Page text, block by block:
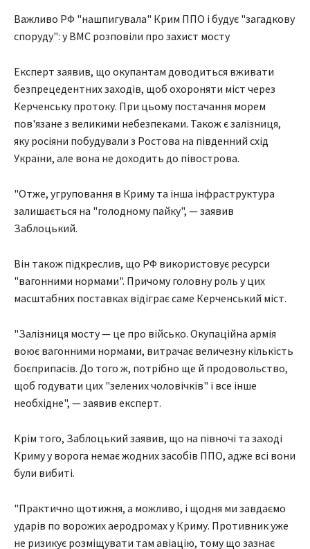
Важливо РФ "нашпигувала" Крим ППО і будує "загадкову
споруду": у ВМС розповіли про захист мосту
Експерт заявив, що окупантам доводиться вживати
безпрецедентних заходів, щоб охороняти міст через
Керченську протоку. При цьому постачання морем
пов'язане з великими небезпеками. Також є залізниця,
яку росіяни побудували з Ростова на південний схід
України, але вона не доходить до півострова.
"Отже, угруповання в Криму та інша інфраструктура
залишається на "голодному пайку", — заявив
Заблоцький.
Він також підкреслив, що РФ використовує ресурси
"вагонними нормами". Причому головну роль у цих
масштабних поставках відіграє саме Керченський міст.
"Залізниця мосту — це про військо. Окупаційна армія
воює вагонними нормами, витрачає величезну кількість
боєприпасів. До того ж, потрібно ще й продовольство,
щоб годувати цих "зелених чоловічків" і все інше
необхідне", — заявив експерт.
Крім того, Заблоцький заявив, що на півночі та заході
Криму у ворога немає жодних засобів ППО, адже всі вони
були вибиті.
"Практично щотижня, а можливо, і щодня ми завдаємо
ударів по ворожих аеродромах у Криму. Противник уже
не ризикує розміщувати там авіацію, тому що зазнає